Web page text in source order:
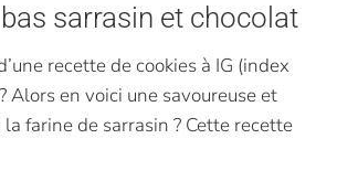
sarrasin et chocolat
recette de cookies à IG (index
Alors en voici une savoureuse et
farine de sarrasin ? Cette recette